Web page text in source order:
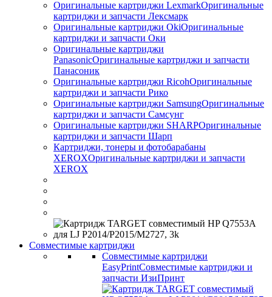
Оригинальные картриджи LexmarkОригинальные
картриджи и запчасти Лексмарк
Оригинальные картриджи ОkiОригинальные
картриджи и запчасти Оки
Оригинальные картриджи
PanasonicОригинальные картриджи и запчасти
Панасоник
Оригинальные картриджи RicohОригинальные
картриджи и запчасти Рико
Оригинальные картриджи SamsungОригинальные
картриджи и запчасти Самсунг
Оригинальные картриджи SHARPОригинальные
картриджи и запчасти Шарп
Картриджи, тонеры и фотобарабаны
XEROXОригинальные картриджи и запчасти
XEROX
Совместимые картриджи
Совместимые картриджи
EasyPrintСовместимые картриджи и
запчасти ИзиПринт